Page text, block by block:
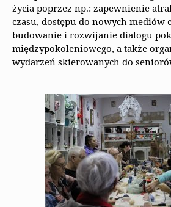
życia poprzez np.: zapewnienie
czasu, dostępu do nowych mediów
budowanie i rozwijanie dialogu
międzypokoleniowego, a także
wydarzeń skierowanych do